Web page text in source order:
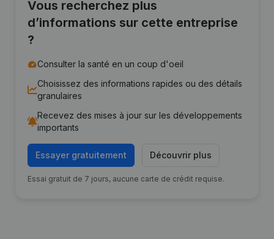
Vous recherchez plus
d’informations sur cette entreprise
?
Consulter la santé en un coup d'oeil
Choisissez des informations rapides ou des détails
granulaires
Recevez des mises à jour sur les développements
importants
Essayer gratuitement Découvrir plus
Essai gratuit de 7 jours, aucune carte de crédit requise.